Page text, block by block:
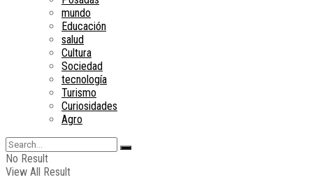
mundo
Educación
salud
Cultura
Sociedad
tecnología
Turismo
Curiosidades
Agro
No Result
View All Result